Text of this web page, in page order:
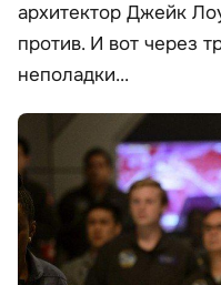
архитектор Джейк
против. И вот через
неполадки...